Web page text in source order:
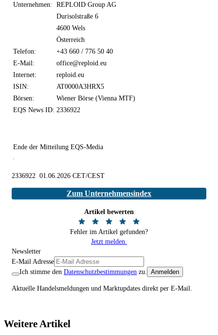
Unternehmen:
REPLOID Group AG
Durisolstraße 6
4600 Wels
Österreich
Telefon:
+43 660 / 776 50 40
E-Mail:
office@reploid.eu
Internet:
reploid.eu
ISIN:
AT0000A3HRX5
Börsen:
Wiener Börse (Vienna MTF)
EQS News ID: 2336922
Ende der Mitteilung EQS-Media
2336922 01.06.2026 CET/CEST
Zum Unternehmensindex
Artikel bewerten
Fehler im Artikel gefunden?
Jetzt melden.
Newsletter
E-Mail Adresse
Ich stimme den Datenschutzbestimmungen zu. Anmelden
Aktuelle Handelsmeldungen und Marktupdates direkt per E-Mail.
Weitere Artikel